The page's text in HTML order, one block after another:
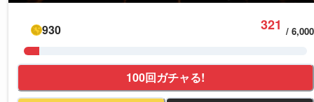
930 321 / 6,000
100回ガチャる!